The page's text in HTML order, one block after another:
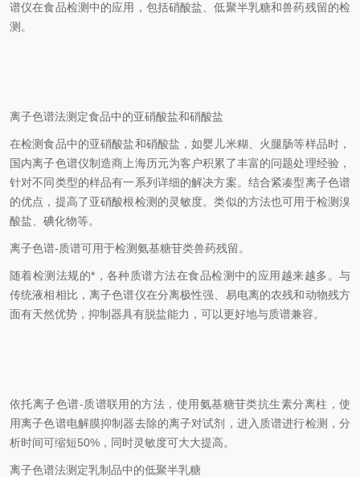
谱仪在食品检测中的应用，包括硝酸盐、低聚半乳糖和兽药残留的检
测。
离子色谱法测定食品中的亚硝酸盐和硝酸盐
在检测食品中的亚硝酸盐和硝酸盐，如婴儿米糊、火腿肠等样品时，
国内离子色谱仪制造商上海历元为客户积累了丰富的问题处理经验，
针对不同类型的样品有一系列详细的解决方案。结合紧凑型离子色谱
的优点，提高了亚硝酸根检测的灵敏度。类似的方法也可用于检测溴
酸盐、碘化物等。
离子色谱-质谱可用于检测氨基糖苷类兽药残留。
随着检测法规的*，各种质谱方法在食品检测中的应用越来越多。与
传统液相相比，离子色谱仪在分离极性强、易电离的农残和动物残方
面有天然优势，抑制器具有脱盐能力，可以更好地与质谱兼容。
依托离子色谱-质谱联用的方法，使用氨基糖苷类抗生素分离柱，使
用离子色谱电解膜抑制器去除的离子对试剂，进入质谱进行检测，分
析时间可缩短50%，同时灵敏度可大大提高。
离子色谱法测定乳制品中的低聚半乳糖